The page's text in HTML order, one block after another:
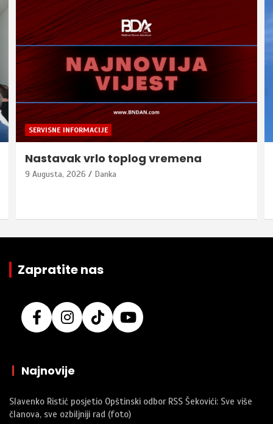
SERVISNE INFORMACIJE
Nastavak vrlo toplog vremena
9 Augusta, 2026 Danka
Zapratite nas
| Najnovije
Slavenko Ristić posjetio Opštinski odbor RSS Šekovići: Sve više
članova, sve ozbiljniji rad (foto)